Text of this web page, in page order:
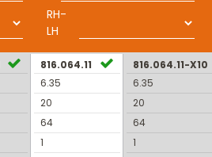
RH-
LH
816.064.11
6.35
20
64
1
816.064.11-X10
6.35
20
64
1